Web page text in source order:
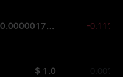
$ 0.000001799 -0.11%
$ 1.0 0.00%